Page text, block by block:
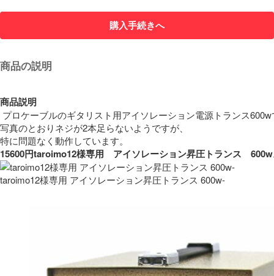
購入手続きへ
商品の説明
商品説明
プロケーブルのギタリスト用アイソレーション電源トランス
写真のとおりネジが2本足らないようですが、
15600円taroimo12様専用　アイソレーション昇圧トランス　
taroimo12様専用 アイソレーション昇圧トランス 600w-